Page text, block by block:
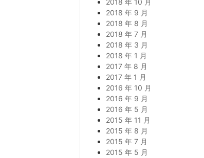
2018 年 10 月
2018 年 9 月
2018 年 8 月
2018 年 7 月
2018 年 3 月
2018 年 1 月
2017 年 8 月
2017 年 1 月
2016 年 10 月
2016 年 9 月
2016 年 5 月
2015 年 11 月
2015 年 8 月
2015 年 7 月
2015 年 5 月